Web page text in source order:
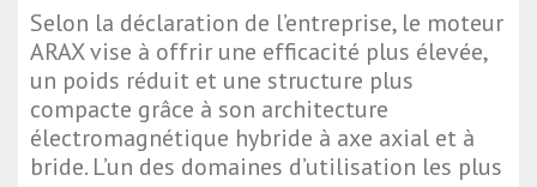
Selon la déclaration de l’entreprise, le moteur
ARAX vise à offrir une efficacité plus élevée,
un poids réduit et une structure plus
compacte grâce à son architecture
électromagnétique hybride à axe axial et à
bride. L’un des domaines d’utilisation les plus